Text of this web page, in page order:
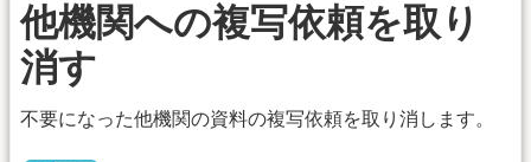
他機関への複写依頼を取り
消す
不要になった他機関の資料の複写依頼を取り消します。